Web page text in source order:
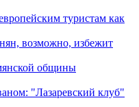
туристам как
возможно, избежит
общины
"Лазаревский клуб"